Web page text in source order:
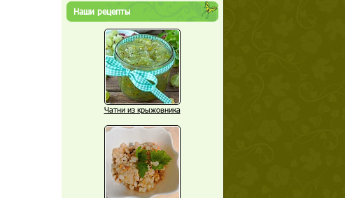
Наши рецепты
Чатни из крыжовника